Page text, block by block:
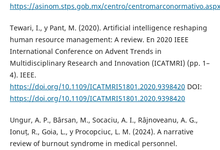
https://asinom.stps.gob.mx/centro/centromarconormativo.aspx
Tewari, I., y Pant, M. (2020). Artificial intelligence reshaping
human resource management: A review. En 2020 IEEE
International Conference on Advent Trends in
Multidisciplinary Research and Innovation (ICATMRI) (pp. 1–
4). IEEE.
https://doi.org/10.1109/ICATMRI51801.2020.9398420 DOI:
https://doi.org/10.1109/ICATMRI51801.2020.9398420
Ungur, A. P., Bârsan, M., Socaciu, A. I., Râjnoveanu, A. G.,
Ionuț, R., Goia, L., y Procopciuc, L. M. (2024). A narrative
review of burnout syndrome in medical personnel.